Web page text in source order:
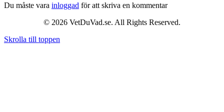
Du måste vara inloggad för att skriva en kommentar
© 2026 VetDuVad.se. All Rights Reserved.
Skrolla till toppen